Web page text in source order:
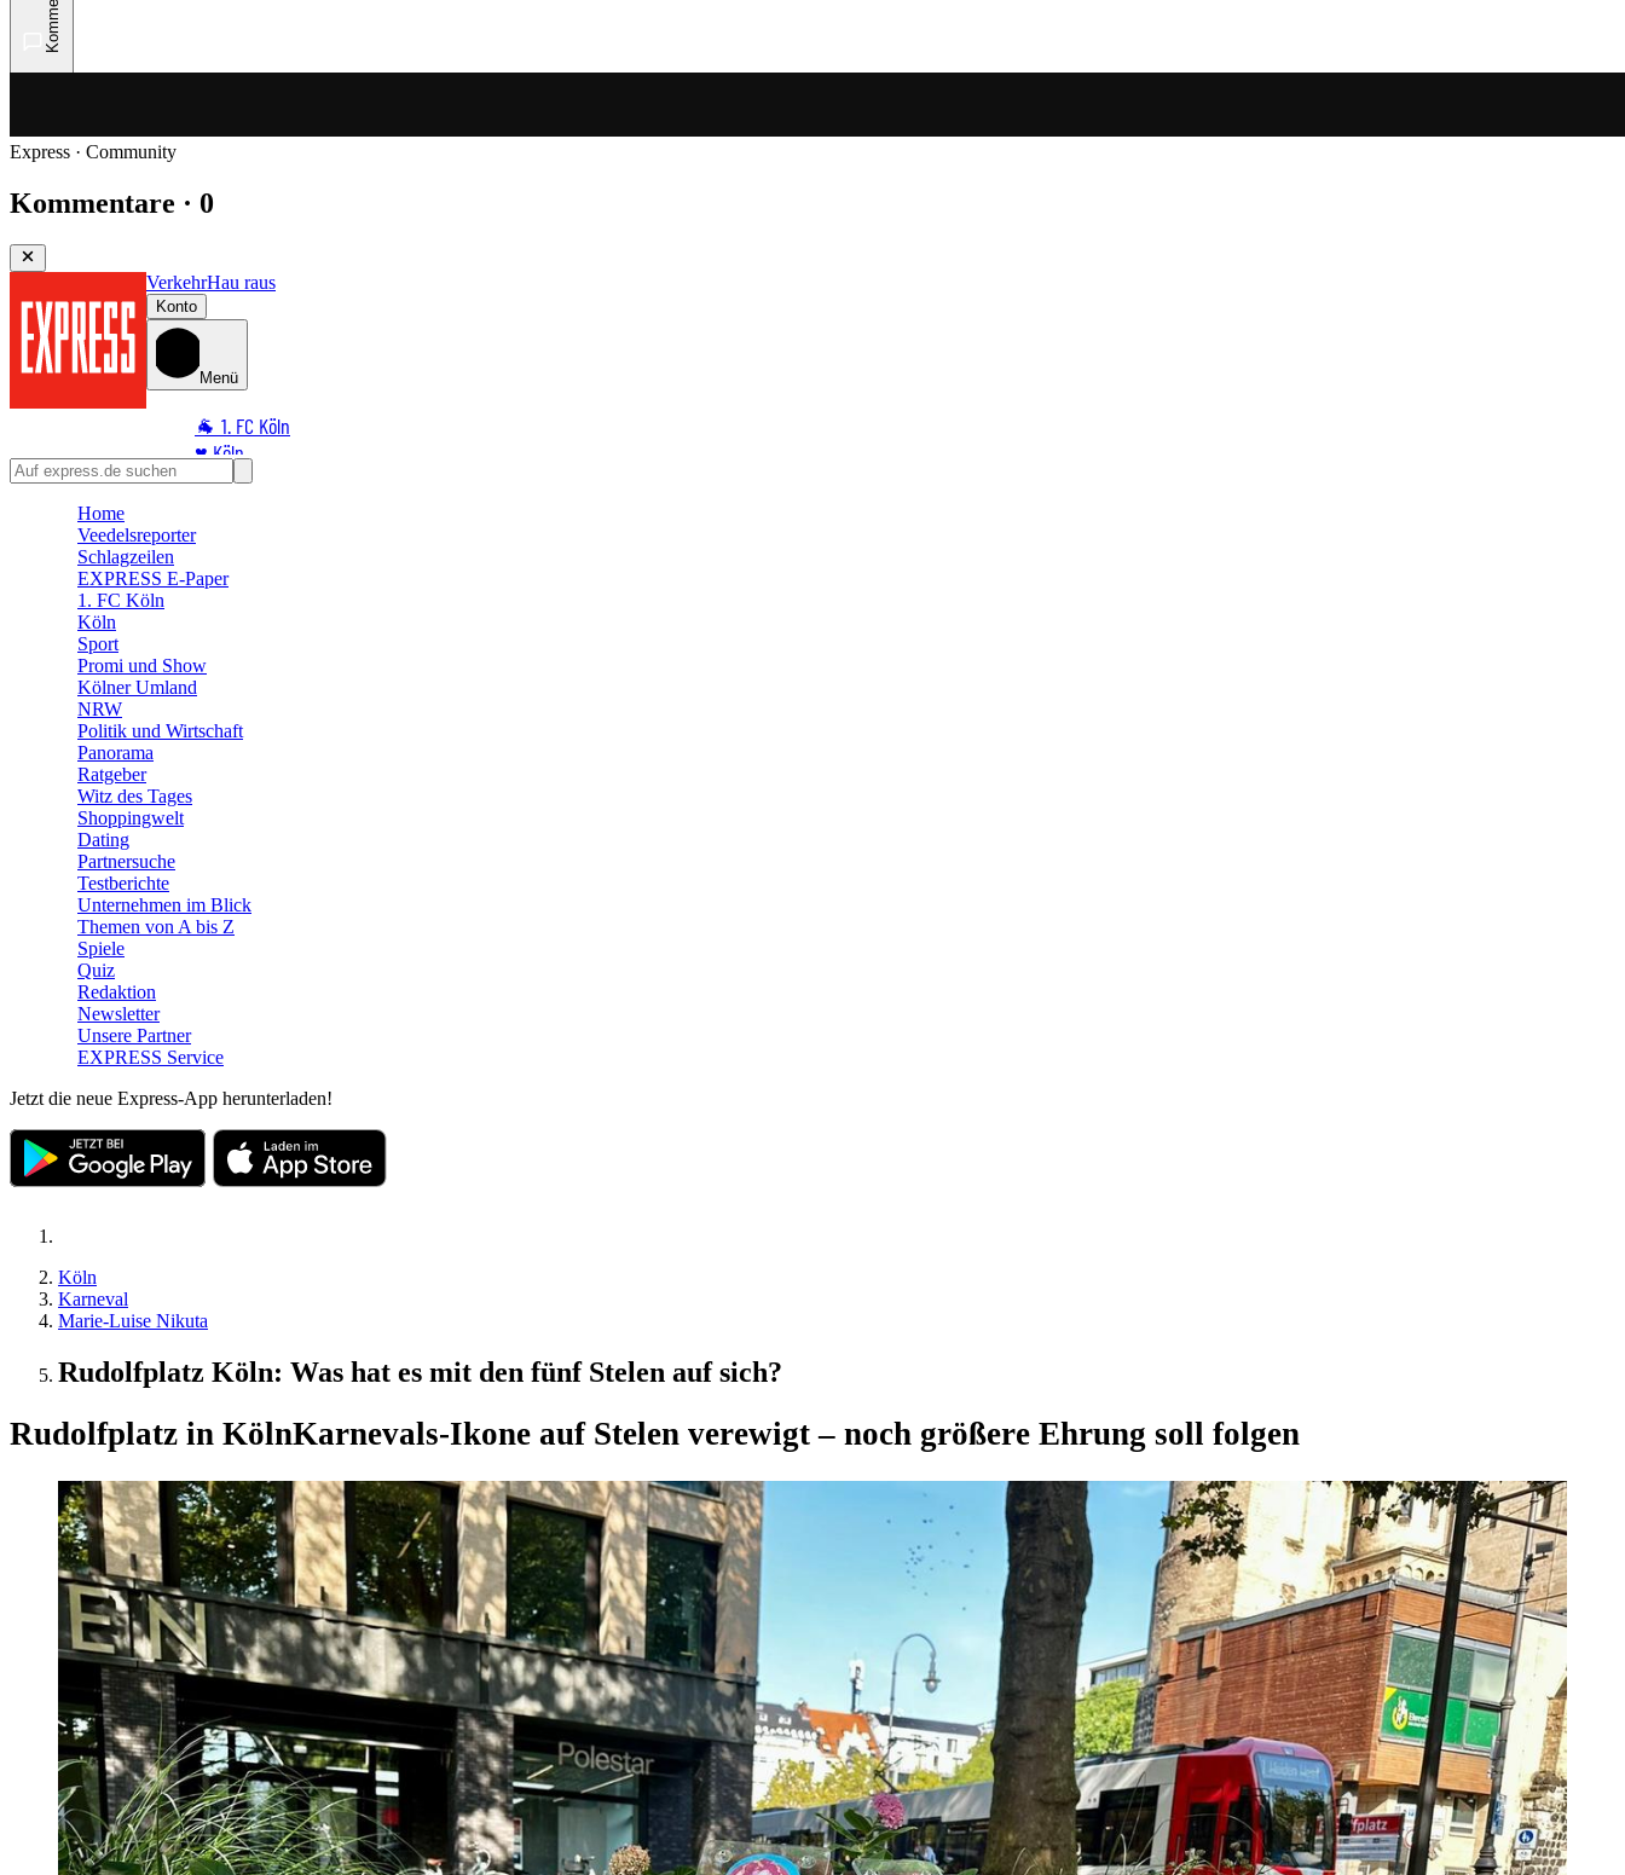
Express · Community
Kommentare · 0
VerkehrHau raus
Konto
Menü
🐐 1. FC Köln
♥️ Köln
⭐ Promi
🛒 Shoppingwelt
🧩 Spiele
Home
Veedelsreporter
Schlagzeilen
EXPRESS E-Paper
1. FC Köln
Köln
Sport
Promi und Show
Kölner Umland
NRW
Politik und Wirtschaft
Panorama
Ratgeber
Witz des Tages
Shoppingwelt
Dating
Partnersuche
Testberichte
Unternehmen im Blick
Themen von A bis Z
Spiele
Quiz
Redaktion
Newsletter
Unsere Partner
EXPRESS Service
Jetzt die neue Express-App herunterladen!
Köln
Karneval
Marie-Luise Nikuta
Rudolfplatz Köln: Was hat es mit den fünf Stelen auf sich?
Rudolfplatz in KölnKarnevals-Ikone auf Stelen verewigt – noch größere Ehrung soll folgen